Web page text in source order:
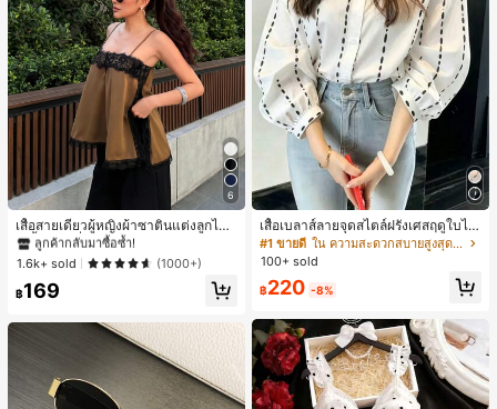
6
เสื้อสายเดี่ยวผู้หญิงผ้าซาตินแต่งลูกไม้
- เสื้อสายเดี่ยวฤดูร้อนสีคากีมีรอยผ่าด้า
นข้างที่น่าดึงดูดแบบสบายๆ
#1 ขายดี
ใน สีกากี เสื้อสตรี เสื้อเบลาส์ & Tee
ลูกค้ากลับมาซื้อซ้ำ!
#1 ขายดี
ลูกค้ากลับมาซื้อซ้ำ!
#1 ขายดี
ลูกค้ากลับมาซื้อซ้ำ!
#1 ขายดี
ใน สีกากี เสื้อสตรี เสื้อเบลาส์ & Tee
ลูกค้ากลับมาซื้อซ้ำ!
1.6k+ sold (1000+)
฿169
เสื้อเบลาส์ลายจุดสไตล์ฝรั่งเศสฤดูใบไม้
ร่วง, ทรงเข้ารูป, แขนยาวคอวี, สไตล์ให
ม่ฤดูใบไม้ผลิ, ป้องกันแสงแดด, ใส่ไป
#1 ขายดี
ใน ความสะดวกสบายสูงสุด เสื้อสตรี เสื้อเบลาส์ & Tee
100+ sold
฿220 -8%